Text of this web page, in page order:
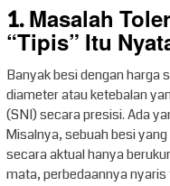
1. Masalah
“Tipis” Itu
Banyak besi dengan harga
diameter atau ketebalan
(SNI) secara presisi. Ada
Misalnya, sebuah besi
secara aktual hanya
mata, perbedaannya nyaris